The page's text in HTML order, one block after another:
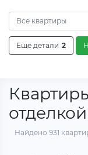
Все квартиры
Еще детали 2
Найдено 931